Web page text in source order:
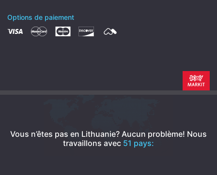
Options de paiement
Vous n’êtes pas en Lithuanie? Aucun problème! Nous
travaillons avec 51 pays: